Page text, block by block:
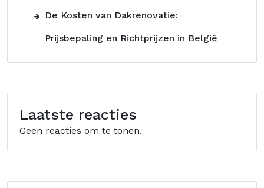
De Kosten van Dakrenovatie:
Prijsbepaling en Richtprijzen in België
Laatste reacties
Geen reacties om te tonen.